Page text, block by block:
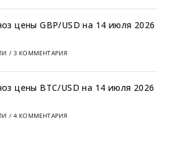
цены GBP/USD на 14 июля 2026
/ 3 КОММЕНТАРИЯ
цены BTC/USD на 14 июля 2026
/ 4 КОММЕНТАРИЯ